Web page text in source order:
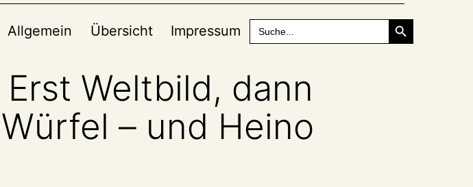
Allgemein Übersicht Impressum
Search
for:
Search Button
Weltbild, dann
– und Heino